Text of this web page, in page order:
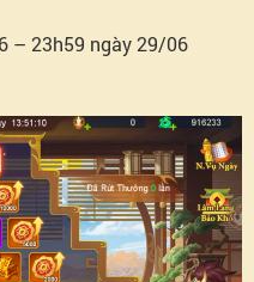
– 23h59 ngày 29/06